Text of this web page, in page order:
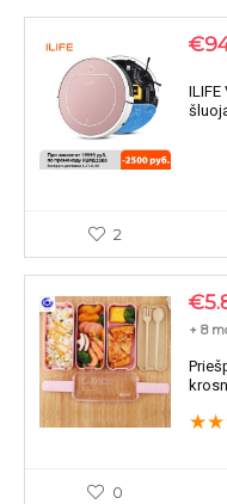
€
2
€
+ 8
★★
0